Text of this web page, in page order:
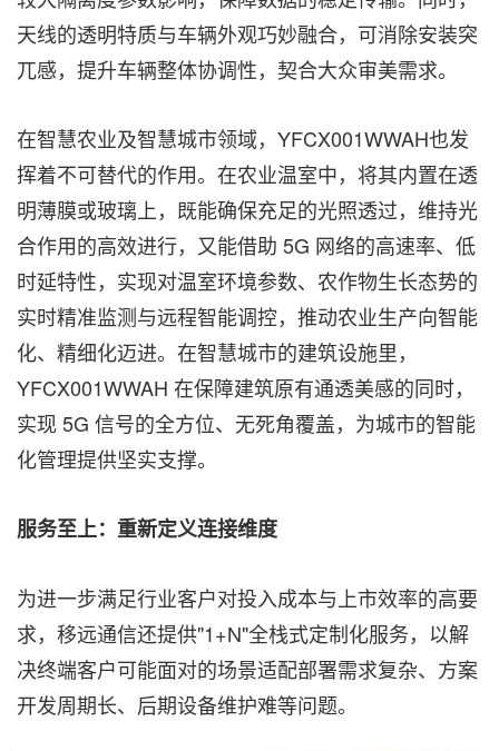
天线的透明特质与车辆外观巧妙融合，可消除安装突
兀感，提升车辆整体协调性，契合大众审美需求。
在智慧农业及智慧城市领域，YFCX001WWAH也发
挥着不可替代的作用。在农业温室中，将其内置在透
明薄膜或玻璃上，既能确保充足的光照透过，维持光
合作用的高效进行，又能借助 5G 网络的高速率、低
时延特性，实现对温室环境参数、农作物生长态势的
实时精准监测与远程智能调控，推动农业生产向智能
化、精细化迈进。在智慧城市的建筑设施里，
YFCX001WWAH 在保障建筑原有通透美感的同时，
实现 5G 信号的全方位、无死角覆盖，为城市的智能
化管理提供坚实支撑。
服务至上：重新定义连接维度
为进一步满足行业客户对投入成本与上市效率的高要
求，移远通信还提供"1+N"全栈式定制化服务，以解
决终端客户可能面对的场景适配部署需求复杂、方案
开发周期长、后期设备维护难等问题。